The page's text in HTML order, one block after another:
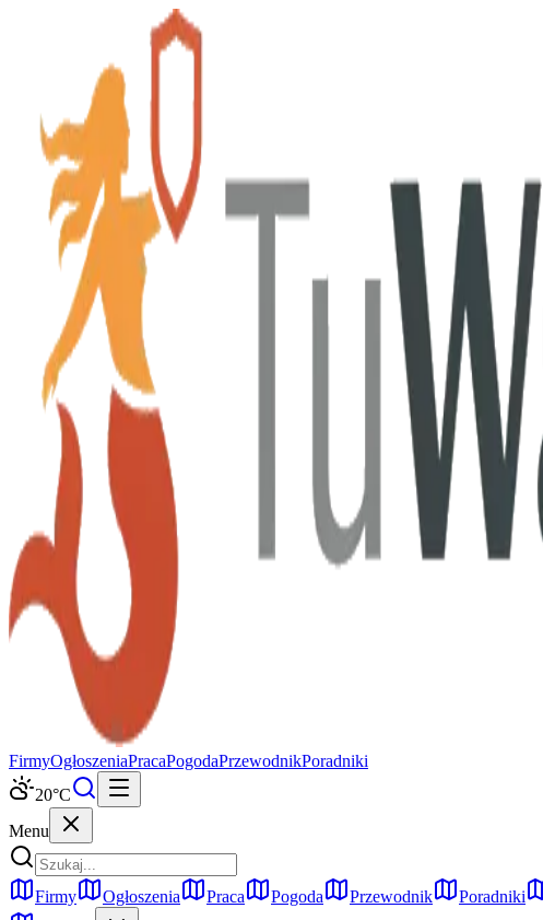
FirmyOgłoszeniaPracaPogodaPrzewodnikPoradniki
20°C
Menu
Firmy Ogłoszenia Praca Pogoda Przewodnik Poradniki